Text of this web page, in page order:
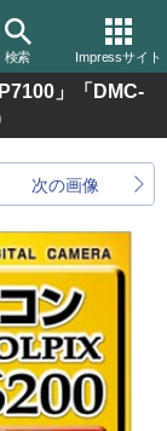
検索 Impressサイト
」「DMC-
次の画像